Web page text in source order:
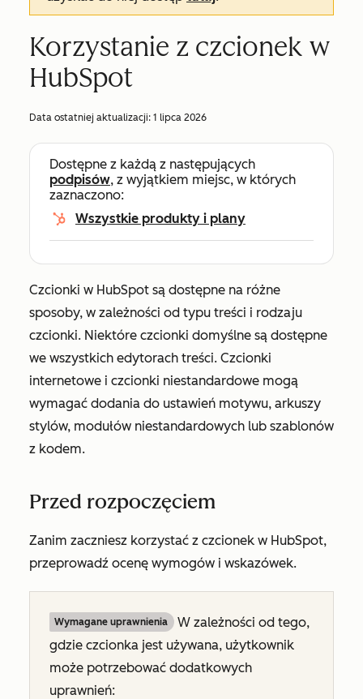
Korzystanie z czcionek w
HubSpot
Data ostatniej aktualizacji: 1 lipca 2026
Dostępne z każdą z następujących
podpisów, z wyjątkiem miejsc, w których
zaznaczono:
Wszystkie produkty i plany
Czcionki w HubSpot są dostępne na różne
sposoby, w zależności od typu treści i rodzaju
czcionki. Niektóre czcionki domyślne są dostępne
we wszystkich edytorach treści. Czcionki
internetowe i czcionki niestandardowe mogą
wymagać dodania do ustawień motywu, arkuszy
stylów, modułów niestandardowych lub szablonów
z kodem.
Przed rozpoczęciem
Zanim zaczniesz korzystać z czcionek w HubSpot,
przeprowadź ocenę wymogów i wskazówek.
Wymagane uprawnienia
W zależności od tego,
gdzie czcionka jest używana, użytkownik
może potrzebować dodatkowych
uprawnień: